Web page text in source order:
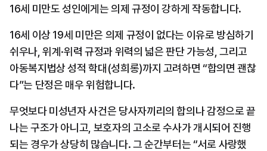
16세 미만도 성인에게는 의제 규정이 강하게 작동합니다.
16세 이상 19세 미만은 의제 규정이 없다는 이유로 방심하기
쉬우나, 위계·위력 규정과 위력의 넓은 판단 가능성, 그리고
아동복지법상 성적 학대(성희롱)까지 고려하면 “합의면 괜찮
다”는 단정은 매우 위험합니다.
무엇보다 미성년자 사건은 당사자끼리의 합의나 감정으로 끝
나는 구조가 아니고, 보호자의 고소로 수사가 개시되어 진행
되는 경우가 상당히 많습니다. 그 순간부터는 “서로 사랑했